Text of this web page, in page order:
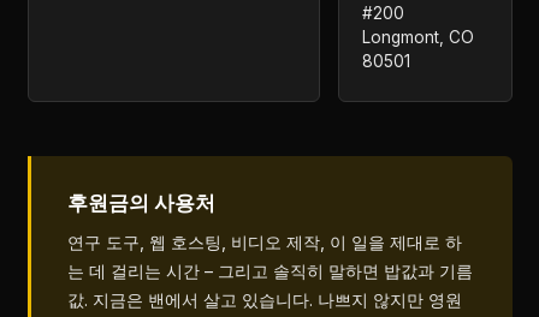
#200
Longmont, CO
80501
후원금의 사용처
연구 도구, 웹 호스팅, 비디오 제작, 이 일을 제대로 하
는 데 걸리는 시간 – 그리고 솔직히 말하면 밥값과 기름
값. 지금은 밴에서 살고 있습니다. 나쁘지 않지만 영원